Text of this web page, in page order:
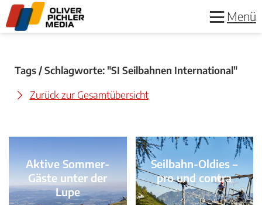
Menü
Tags / Schlagworte: "SI Seilbahnen International"
Zurück zur Gesamtübersicht
Aktive Sommer-
Gäste unter der
Lupe
Seilbahn-Oldies –
pro und contra